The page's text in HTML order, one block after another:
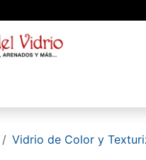
Vidrio de Color y